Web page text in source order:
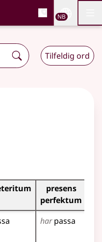
og
NB
Tilfeldig ord
presens
perfektum
harpassa